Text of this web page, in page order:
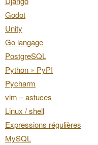
Godot
Unity
Go langage
PostgreSQL
Python » PyPI
Pycharm
vim – astuces
Linux / shell
Expressions régulières
MySQL